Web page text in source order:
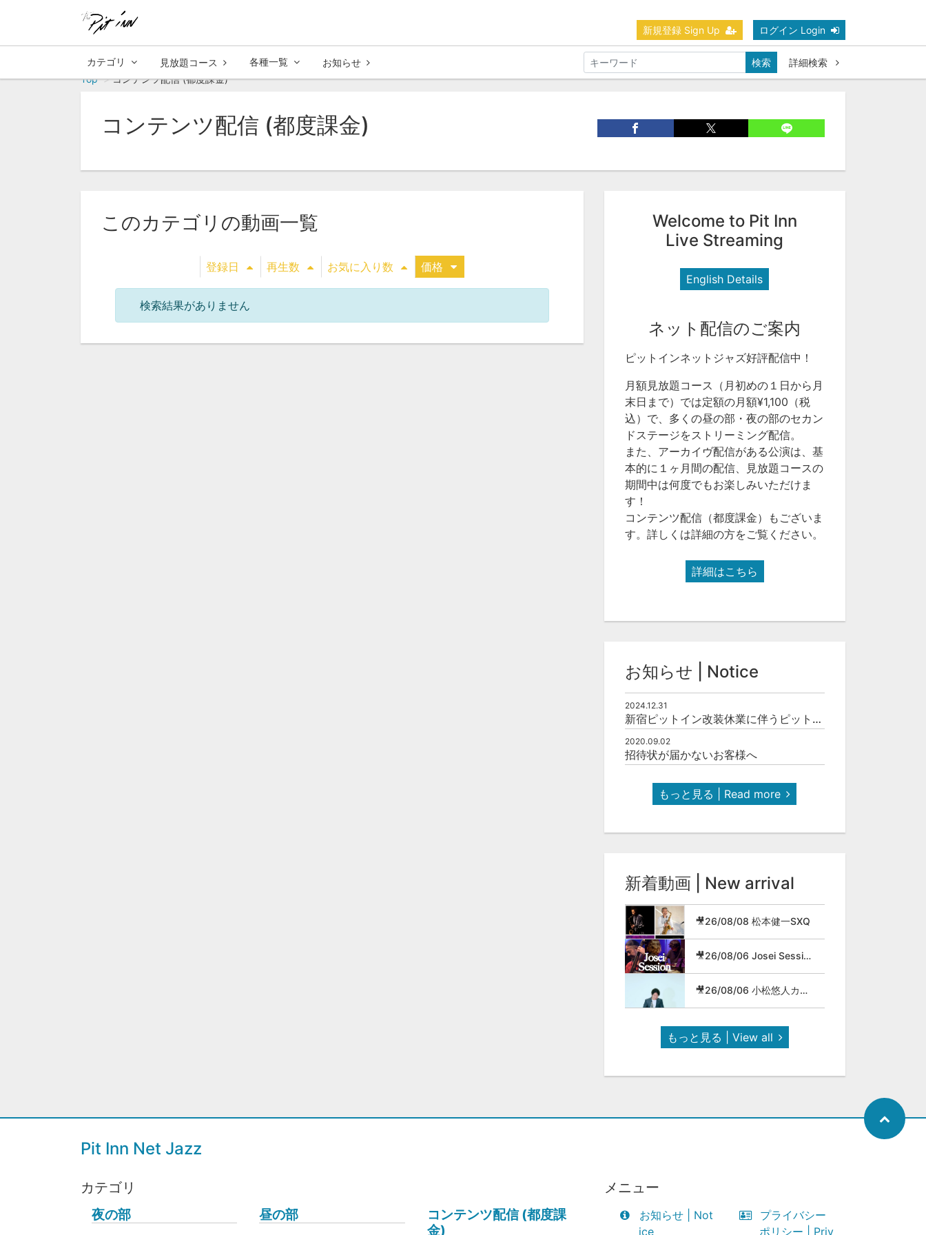
新規登録 Sign Up ログイン Login
カテゴリ 見放題コース 各種一覧 お知らせ 検索
詳細検索
Top
コンテンツ配信 (都度課金)
コンテンツ配信 (都度課金)
このカテゴリの動画一覧
登録日 再生数 お気に入り数 価格
検索結果がありません
Welcome to Pit Inn
Live Streaming
English Details
ネット配信のご案内
ピットインネットジャズ好評配信中！
月額見放題コース（月初めの１日から月
末日まで）では定額の月額¥1,100（税
込）で、多くの昼の部・夜の部のセカン
ドステージをストリーミング配信。
また、アーカイヴ配信がある公演は、基
本的に１ヶ月間の配信、見放題コースの
期間中は何度でもお楽しみいただけま
す！
コンテンツ配信（都度課金）もございま
す。詳しくは詳細の方をご覧ください。
詳細はこちら
お知らせ | Notice
2024.12.31
新宿ピットイン改装休業に伴うピットインネットジャズのご案内
2020.09.02
招待状が届かないお客様へ
もっと見る | Read more
新着動画 | New arrival
🎥26/08/08 松本健一SXQ
🎥26/08/06 Josei Session
🎥26/08/06 小松悠人カルテット
もっと見る | View all
Pit Inn Net Jazz
カテゴリ
夜の部
昼の部
コンテンツ配信 (都度課
金)
メニュー
お知らせ | Not
ice
プライバシー
ポリシー | Priv